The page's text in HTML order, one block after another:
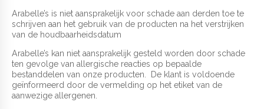
Arabelle’s is niet aansprakelijk voor schade aan derden toe te
schrijven aan het gebruik van de producten na het verstrijken
van de houdbaarheidsdatum
Arabelle’s kan niet aansprakelijk gesteld worden door schade
ten gevolge van allergische reacties op bepaalde
bestanddelen van onze producten. De klant is voldoende
geïnformeerd door de vermelding op het etiket van de
aanwezige allergenen.